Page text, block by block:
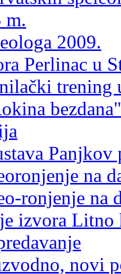
m.
2009.
Perlinac u
Panjkov
na
ronjenje na
izvora Litno
novi